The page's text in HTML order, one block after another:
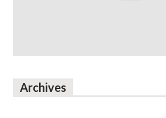
Archives